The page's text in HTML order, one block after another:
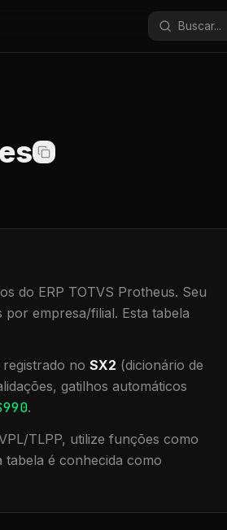
Buscar...
do ERP TOTVS Protheus. Seu
por empresa/filial. Esta tabela
no SX2 (dicionário de
gatilhos automáticos
.
TLPP, utilize funções como
tabela é conhecida como